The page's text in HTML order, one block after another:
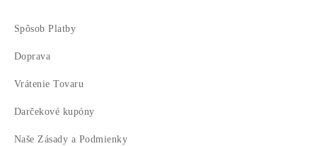
Spôsob Platby
Doprava
Vrátenie Tovaru
Darčekové kupóny
Naše Zásady a Podmienky